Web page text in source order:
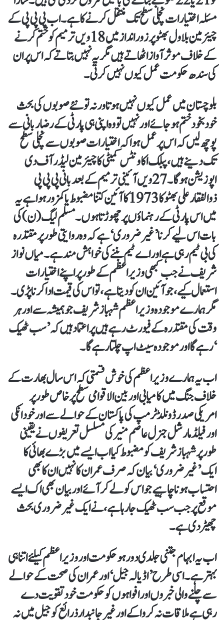
مسئلہ اختیارات نچلی سطح تک منتقل کرنے کا ہے۔ اب پی پی پی کے
چیئرمین بلاول بھٹو پر زور انداز میں18ویں ترمیم کو ختم کرنے
کے خلاف موثر آواز اٹھاتے ہیں مگر یہ نہیں بتاتے کہ اس پر ان
کی سندھ حکومت عمل کیوں نہیں کرتی۔
بلوچستان میں عمل کیوں نہیں ہوتا ورنہ تو نئے صوبوں کی بحث
خودبخود ختم ہوجائے اور نہیں تو وہ اپنی ہی پارٹی کے رضا ربانی سے
پوچھ لیں کہ اس پر عمل ہوا کہ اختیارات صوبوں سے نچلی سطح
تک دینے ہیں، پبلک اکاونٹس کمیٹی کا چیئرمین لیڈر آف دی
اپوزیشن ہوگا۔27ویں آئینی ترمیم کے بعد بانی پی پی پی
ذوالفقار علی بھٹو کا1973کا آئین کتنا مضبوط یا کمزور ہوا ہے یہ
میں اس پارٹی کے رہنماؤں پر چھوڑتا ہوں۔ مسلم لیگ(ن) کی
بات اس لیے کرنا’غیر ضروری‘ ہے کہ وہ روایتی طور پر مقتدرہ
کی بی ٹیم رہی ہے اور اےٹیم بننے کی خواہش مند ہے۔ میاں نواز
شریف نے جب کبھی وزیر اعظم کے طور پر اپنے اختیارات
استعمال کیے، جو آئین ان کو دیتا ہے، تو اس کی قیمت ادا کرنا پڑی۔
مگر ہمارے موجودہ وزیر اعظم شہباز شریف جو ہمیشہ سے اور ہر
وقت کی مقتدرہ کے فیورٹ رہے ہیں پر اعتماد ہیں کہ ’سب ٹھیک
‘ رہے گا اور موجودہ سیٹ اپ چلتا رہے گا۔
اب یہ ہمارے وزیر اعظم کی خوش قسمتی کہ اس سال بھارت کے
خلاف جنگ میں کامیابی اور بین الاقوامی سطح پر خاص طور پر
امریکی صدرڈونلڈ ٹرمپ کی پاکستان کے حوالے سے اور خودانکی
اور فیلڈ مارشل جنرل عاصم منیر کی مسلسل تعریفوں نے یقینی
طور پر شہباز شریف کو مضبوط کیا اب ایسے میں بڑے بھائی کا
ایک ’غیر ضروری‘ بیان کہ صرف عمران کا نہیں ان کا بھی
احتساب ہوناچاہیے جواس کو لے کر آئے اور بیان بھی اک ایسے
موقع پر جب سب ٹھیک جارہا ہے ،نے ایک غیر ضروری بحث
چھیڑ دی ہے۔
اب یہ ابہام جتنی جلدی دور ہو حکومت اور وزیراعظم کیلئےاتناہی
بہتر ہے۔ اسی طرح ’ اڈیالہ جیل‘ اور عمران کی صحت کے حوالے
سے چلنے والی خبروں اور افواہوں کو حکومت خود تقویت دے
رہی ہے ملاقات نہ کروا کے اور غیر جانبدار ذرائع کو جیل میں نہ